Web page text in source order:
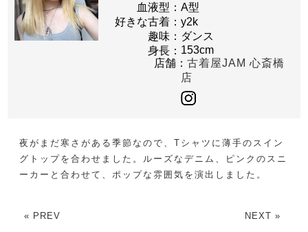
血液型：A型
好きな古着：y2k
趣味： ダンス
身長： 153cm
店舗：古着屋JAM 心斎橋
店
夜がまだ寒さがある季節なので、Tシャツに薄手のスイン
グトップを合わせました。ルーズなデニム、ピンクのスニ
ーカーと合わせて、ポップな雰囲気を演出しました。
« PREV NEXT »